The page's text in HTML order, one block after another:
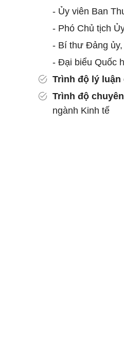
- Ủy viên Ban
- Phó Chủ tịch
- Bí thư Đảng ủy
- Đại biểu Quốc
Trình độ lý
Trình độ
ngành Kinh tế